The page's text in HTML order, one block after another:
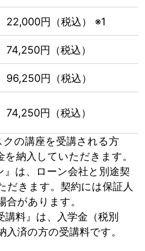
22,000円（税込） ※1
74,250円（税込）
96,250円（税込）
74,250円（税込）
の講座を受講される方
を納入していただきます。
は、ローン会社と別途契
だきます。契約には保証人
合があります。
料』は、入学金（税別
入済の方の受講料です。